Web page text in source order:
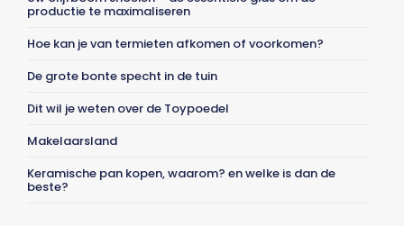
productie te maximaliseren
Hoe kan je van termieten afkomen of voorkomen?
De grote bonte specht in de tuin
Dit wil je weten over de Toypoedel
Makelaarsland
Keramische pan kopen, waarom? en welke is dan de
beste?